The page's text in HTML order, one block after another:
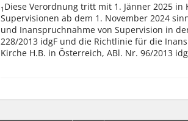
1 Diese Verordnung tritt mit 1. Jänner 2025 in
Supervisionen ab dem 1. November 2024
und Inanspruchnahme von Supervision in
228/2013 idgF und die Richtlinie für die
Kirche H.B. in Österreich, ABl. Nr. 96/2013